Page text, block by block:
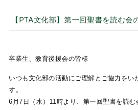
【PTA文化部】第一回聖書を読む会
卒業生、教育後援会の皆様
いつも文化部の活動にご理解とご協力をい
す。
6月7日（水）11時より、第一回聖書を読む